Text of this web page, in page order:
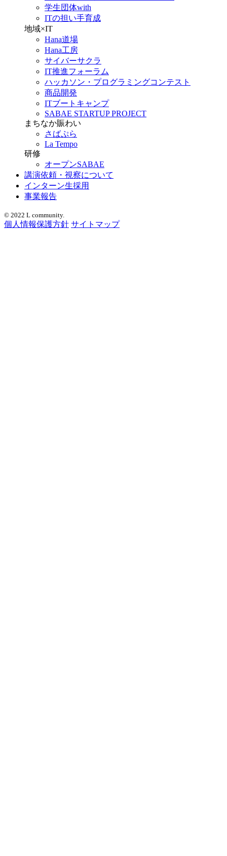
学生団体with
ITの担い手育成
地域×IT
Hana道場
Hana工房
サイバーサクラ
IT推進フォーラム
ハッカソン・プログラミングコンテスト
商品開発
ITブートキャンプ
SABAE STARTUP PROJECT
まちなか賑わい
さばぷら
La Tempo
研修
オープンSABAE
講演依頼・視察について
インターン生採用
事業報告
© 2022 L community.
個人情報保護方針 サイトマップ